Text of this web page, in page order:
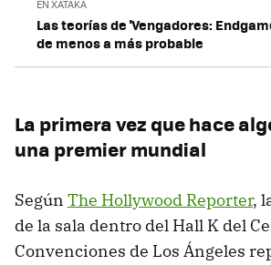
EN XATAKA
Las teorías de 'Vengadores:
de menos a más probable
La primera vez que hace
una premier mundial
Según The Hollywood Reporter,
de la sala dentro del Hall K del
Convenciones de Los Ángeles